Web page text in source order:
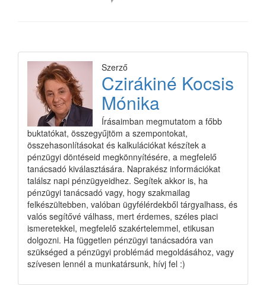
Szerző
Czirákiné Kocsis
Mónika
Írásaimban megmutatom a főbb
buktatókat, összegyűjtöm a szempontokat,
összehasonlításokat és kalkulációkat készítek a
pénzügyi döntéseid megkönnyítésére, a megfelelő
tanácsadó kiválasztására. Naprakész információkat
találsz napi pénzügyeidhez. Segítek akkor is, ha
pénzügyi tanácsadó vagy, hogy szakmailag
felkészültebben, valóban ügyfélérdekből tárgyalhass, és
valós segítővé válhass, mert érdemes, széles piaci
ismeretekkel, megfelelő szakértelemmel, etikusan
dolgozni. Ha független pénzügyi tanácsadóra van
szükséged a pénzügyi problémád megoldásához, vagy
szívesen lennél a munkatársunk, hívj fel :)